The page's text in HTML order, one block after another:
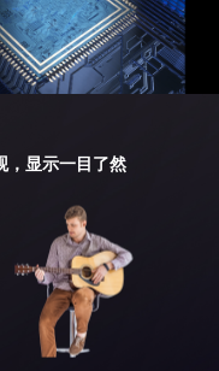
，显示一目了然